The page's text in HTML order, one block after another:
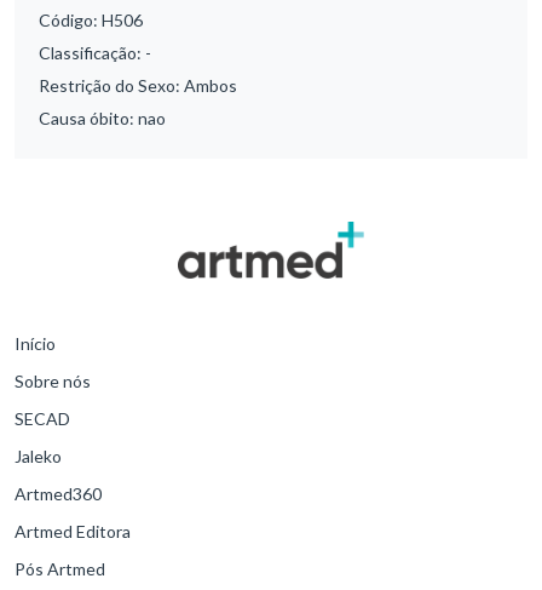
Código: H506
Classificação: -
Restrição do Sexo: Ambos
Causa óbito: nao
Início
Sobre nós
SECAD
Jaleko
Artmed360
Artmed Editora
Pós Artmed